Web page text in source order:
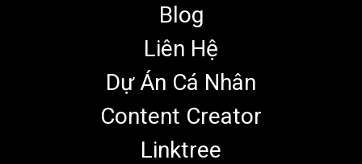
Blog
Liên Hệ
Dự Án Cá Nhân
Content Creator
Linktree